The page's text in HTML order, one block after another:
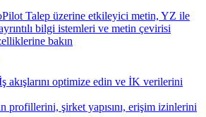
Talep üzerine etkileyici metin, YZ ile
bilgi istemleri ve metin çevirisi
bakın
akışlarını optimize edin ve İK verilerini
profillerini, şirket yapısını, erişim izinlerini